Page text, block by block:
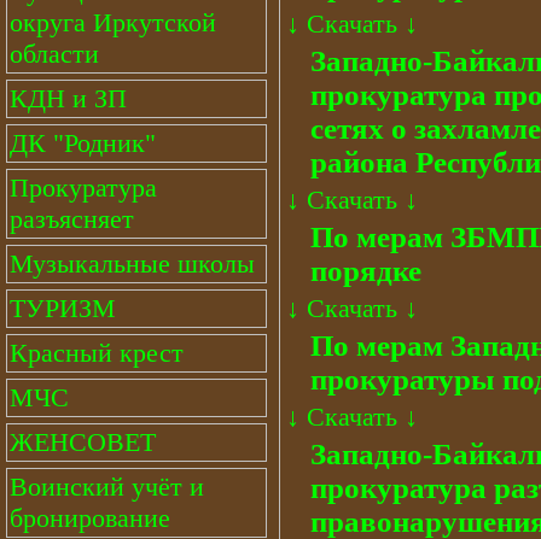
округа Иркутской
области
КДН и ЗП
ДК "Родник"
Прокуратура
разъясняет
Музыкальные школы
ТУРИЗМ
Красный крест
МЧС
ЖЕНСОВЕТ
Воинский учёт и
бронирование
↓ Скачать ↓
Западно-
прокуратура
сетях о
района
↓ Скачать ↓
По мерам
порядке
↓ Скачать ↓
По мерам
прокуратуры
↓ Скачать ↓
Западно-
прокуратура